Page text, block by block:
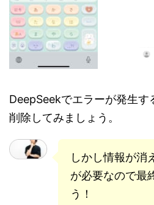
DeepSeekでエラーが発生す
削除してみましょう。
しかし情報が消
が必要なので最
う！